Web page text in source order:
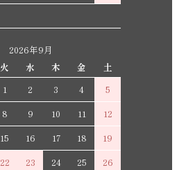
2026年9月
火 水 木 金
土
1
2 3 4
5
8 9 10 11
12
15 16 17 18
19
22 23 24 25
26